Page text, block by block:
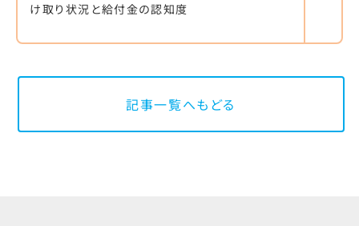
け取り状況と給付金の認知度
記事一覧へもどる